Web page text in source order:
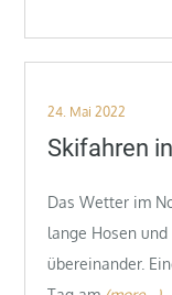
Posted
on
24. Mai 2022
Skifahren
Das Wetter im
lange Hosen
übereinander.